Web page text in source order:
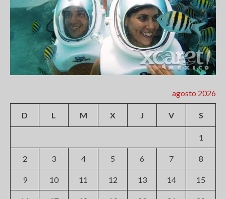
agosto 2026
D L M X J V S
1
2 3 4 5 6 7 8
9 10 11 12 13 14 15